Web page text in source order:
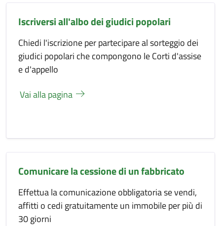
Iscriversi all'albo dei giudici popolari
Chiedi l'iscrizione per partecipare al sorteggio dei
giudici popolari che compongono le Corti d'assise
e d'appello
Vai alla pagina
Comunicare la cessione di un fabbricato
Effettua la comunicazione obbligatoria se vendi,
affitti o cedi gratuitamente un immobile per più di
30 giorni